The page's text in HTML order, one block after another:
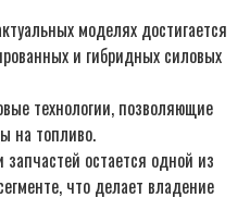
моделях достигается
и гибридных силовых
технологии, позволяющие
на топливо.
остается одной из
что делает владение